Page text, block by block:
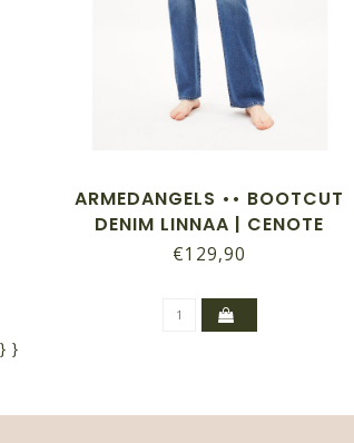
ARMEDANGELS •• BOOTCUT
DENIM LINNAA | CENOTE
€129,90
} }